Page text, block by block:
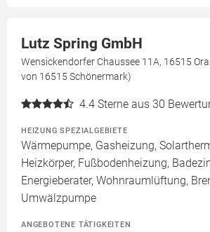
Lutz Spring GmbH
Wensickendorfer Chaussee 11A, 16515
von 16515 Schönermark)
4.4 Sterne aus 30
HEIZUNG SPEZIALGEBIETE
Wärmepumpe, Gasheizung,
Heizkörper, Fußbodenheizung,
Energieberater, Wohnraumlüftung,
Umwälzpumpe
ANGEBOTENE TÄTIGKEITEN